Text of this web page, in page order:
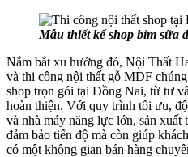
Mẫu thiết kế shop bỉm sữa
Nắm bắt xu hướng đó, Nội Thất
và thi công nội thất gỗ MDF
shop trọn gói tại Đồng Nai, từ tư
hoàn thiện. Với quy trình tối ưu,
và nhà máy năng lực lớn, sản
đảm bảo tiến độ mà còn giúp
có một không gian bán hàng